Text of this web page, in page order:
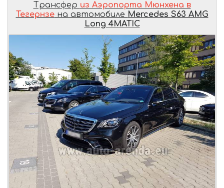
Трансфер из Аэропорта Мюнхена в
Тегернзена автомобиле Mercedes S63 AMG
Long 4MATIC